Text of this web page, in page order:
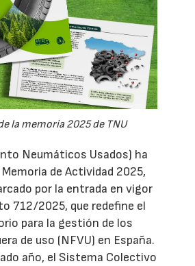
la memoria 2025 de TNU
Neumáticos Usados) ha
de Actividad 2025,
por la entrada en vigor
712/2025, que redefine el
para la gestión de los
de uso (NFVU) en España.
año, el Sistema Colectivo